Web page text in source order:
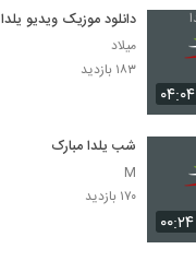
۰۴:۰۴
دانلود موزیک ویدیو یلدا
میلاد
۱۸۳ بازدید
۰۰:۲۴
شب یلدا مبارک
M
۱۷۰ بازدید